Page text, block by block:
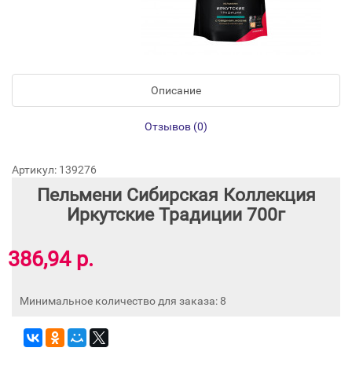
Описание
Отзывов (0)
Артикул: 139276
Пельмени Сибирская Коллекция
Иркутские Традиции 700г
386,94 р.
Минимальное количество для заказа: 8